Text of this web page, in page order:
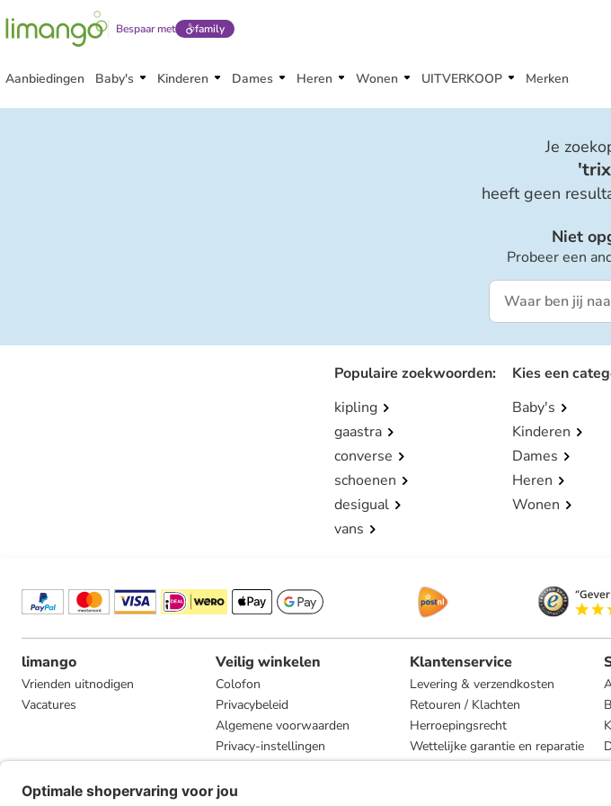
Bespaar met family
Aanbiedingen Baby's Kinderen Dames Heren Wonen UITVERKOOP Merken
Je
'
heeft geen
Niet
Probeer een
Populaire zoekwoorden:
kipling
gaastra
converse
schoenen
desigual
vans
Kies een
Baby's
Kinderen
Dames
Heren
Wonen
limango
Vrienden uitnodigen
Vacatures
Veilig winkelen
Colofon
Privacybeleid
Algemene voorwaarden
Privacy-instellingen
Compliance
Klantenservice
Levering & verzendkosten
Retouren / Klachten
Herroepingsrecht
Wettelijke garantie en reparatie